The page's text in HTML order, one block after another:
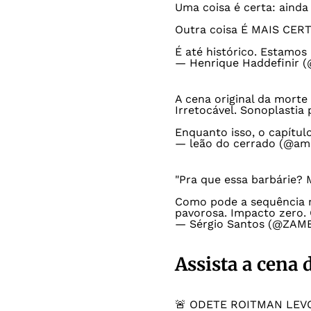
Uma coisa é certa:
Outra coisa É MAIS
É até histórico. Estamos
— Henrique Haddefinir
A cena original da
Irretocável. Sonoplastia
Enquanto isso, o
— leão do cerrado
"Pra que essa
Como pode a
pavorosa. Impacto
— Sérgio Santos
Assista a cena
🚨 ODETE ROITMAN